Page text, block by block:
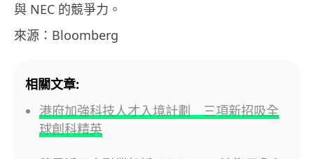
與 NEC 的競爭力。
來源：Bloomberg
相關文章:
港府加強科技人才入境計劃 三項新招吸全
球創科精英